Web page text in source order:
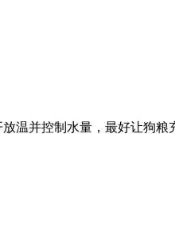
温并控制水量，最好让狗粮